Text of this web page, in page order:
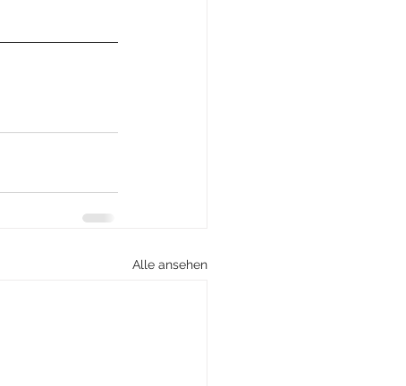
Alle ansehen